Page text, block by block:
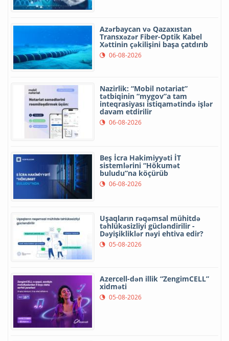
Azərbaycan və Qazaxıstan
Transxəzər Fiber-Optik Kabel
Xəttinin çəkilişini başa çatdırıb
06-08-2026
Nazirlik: “Mobil notariat”
tətbiqinin “mygov”a tam
inteqrasiyası istiqamətində işlər
davam etdirilir
06-08-2026
Beş İcra Hakimiyyəti İT
sistemlərini “Hökumət
buludu”na köçürüb
06-08-2026
Uşaqların rəqəmsal mühitdə
təhlükəsizliyi gücləndirilir -
Dəyişikliklər nəyi ehtiva edir?
05-08-2026
Azercell-dən illik “ZengimCELL”
xidməti
05-08-2026